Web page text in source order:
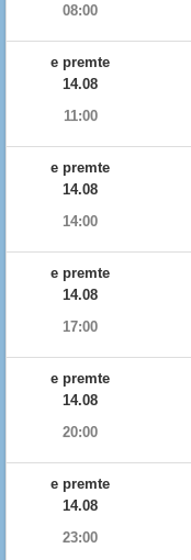
08:00
e premte
14.08
11:00
e premte
14.08
14:00
e premte
14.08
17:00
e premte
14.08
20:00
e premte
14.08
23:00